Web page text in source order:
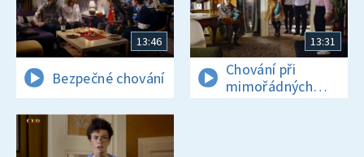
13:46
Bezpečné chování
13:31
Chování při
mimořádných
událostech